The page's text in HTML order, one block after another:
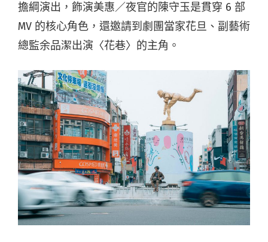
擔綱演出，飾演美惠／夜官的陳守玉是貫穿 6 部
MV 的核心角色，還邀請到劇團當家花旦、副藝術
總監余品潔出演〈花巷〉的主角。